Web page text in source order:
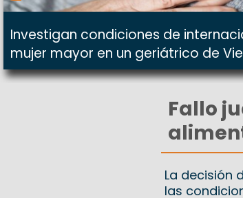
Investigan condiciones de
mujer mayor en un geriátrico de
Fallo
La decisión
las